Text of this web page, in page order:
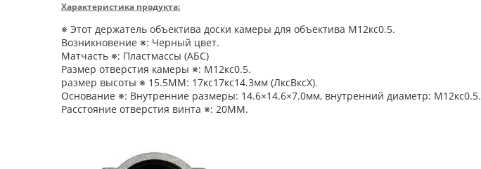
Характеристика продукта:
※ Этот держатель объектива доски камеры для объектива М12кс0.5.
Возникновение ※: Черный цвет.
Матчасть ※: Пластмассы (АБС)
Размер отверстия камеры ※: М12кс0.5.
размер высоты ※ 15.5ММ: 17кс17кс14.3мм (ЛксВксХ).
Основание ※: Внутренние размеры: 14.6×14.6×7.0мм, внутренний диаметр: М12кс0.5.
Расстояние отверстия винта ※: 20ММ.